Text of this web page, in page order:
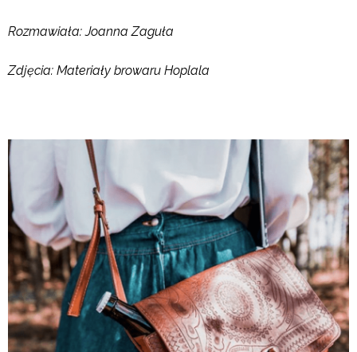
Rozmawiała: Joanna Zaguła
Zdjęcia: Materiały browaru Hoplala